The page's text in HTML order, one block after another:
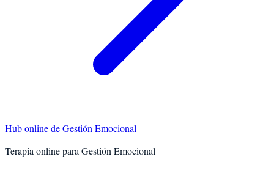
Hub online deGestión Emocional
Terapia online para Gestión Emocional